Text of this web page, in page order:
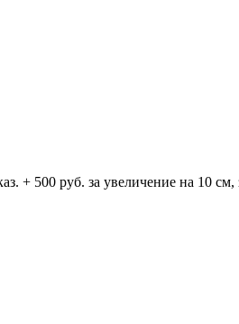
+ 500 руб. за увеличение на 10